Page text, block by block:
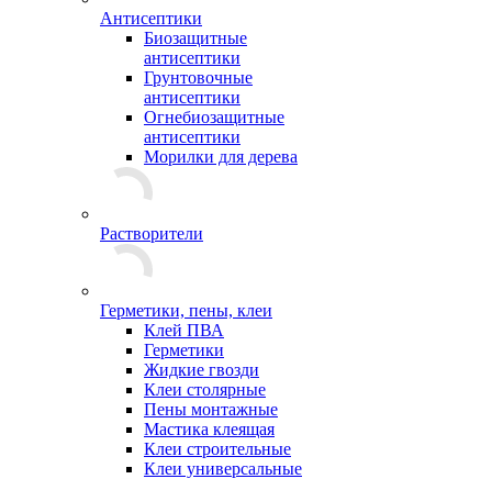
Антисептики
Биозащитные
антисептики
Грунтовочные
антисептики
Огнебиозащитные
антисептики
Морилки для дерева
Растворители
Герметики, пены, клеи
Клей ПВА
Герметики
Жидкие гвозди
Клеи столярные
Пены монтажные
Мастика клеящая
Клеи строительные
Клеи универсальные